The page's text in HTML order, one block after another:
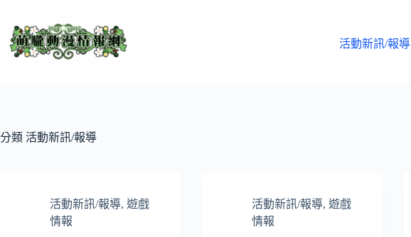
主
活動新訊/報導
分類 活動新訊/報導
活動新訊/報導, 遊戲
情報
活動新訊/報導,遊戲
情報